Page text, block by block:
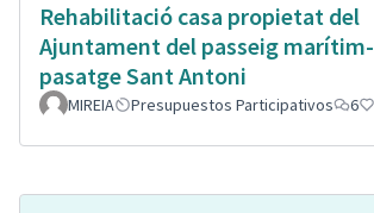
Rehabilitació casa propietat del
Ajuntament del passeig marítim-
pasatge Sant Antoni
MIREIA Presupuestos Participativos 6